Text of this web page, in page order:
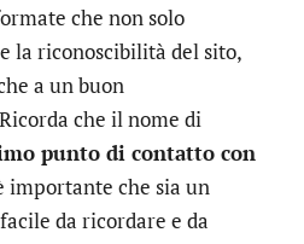
che non solo
la riconoscibilità del sito,
a un buon
che il nome di
punto di contatto con
importante che sia un
da ricordare e da